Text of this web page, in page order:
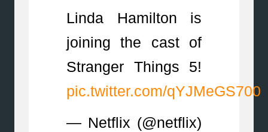
Linda Hamilton is
joining the cast of
Stranger Things 5!
pic.twitter.com/qYJMeGS700
— Netflix (@netflix)